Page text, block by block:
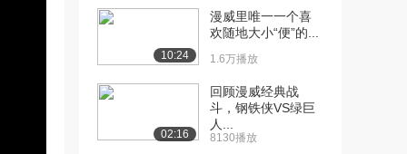
10:24
漫威里唯一一个喜
欢随地大小“便”的...
1.6万播放
02:16
回顾漫威经典战
斗，钢铁侠VS绿巨
人...
8130播放